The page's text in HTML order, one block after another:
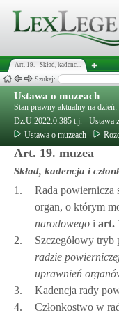
Art. 19. - Skład, kadenc...
Szukaj:
Ustawa o muzeach
Stan prawny aktualny na dzień:
Dz.U.2022.0.385 t.j. - Ustawa
Ustawa o muzeach
Art. 19. muzea
Skład, kadencja i
1.
Rada powiernicza
organ, o którym
narodowego i art.
2.
Szczegółowy
radzie
uprawnień
3.
Kadencja rady
4.
Członkostwo w